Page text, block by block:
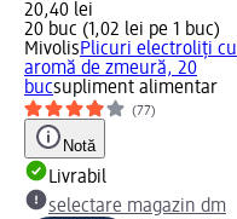
20,40 lei
20 buc (1,02 lei pe 1 buc)
MivolisPlicuri electroliți cu
aromă de zmeură, 20
bucsupliment alimentar
(77)
Notă
Livrabil
selectare magazin dm